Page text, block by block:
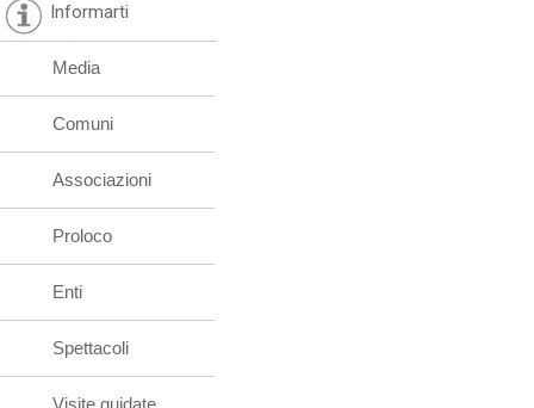
Informarti
Media
Comuni
Associazioni
Proloco
Enti
Spettacoli
Visite guidate